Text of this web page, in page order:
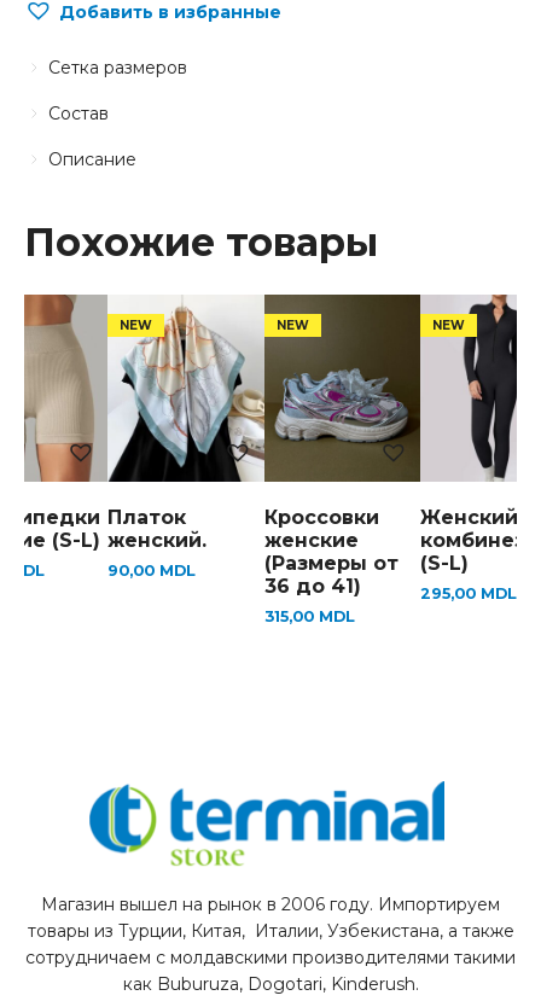
Добавить в избранные
Описание
Состав
Сетка размеров
Похожие товары
(S-L)
MDL
Платок
женский.
90,00 MDL
Кроссовки
женские
(Размеры от
36 до 41)
315,00 MDL
Женский
(S-L)
295,00 MDL
Магазин вышел на рынок в 2006 году. Импортируем
товары из Турции, Китая, Италии, Узбекистана, а также
сотрудничаем с молдавскими производителями такими
как Buburuza, Dogotari, Kinderush.